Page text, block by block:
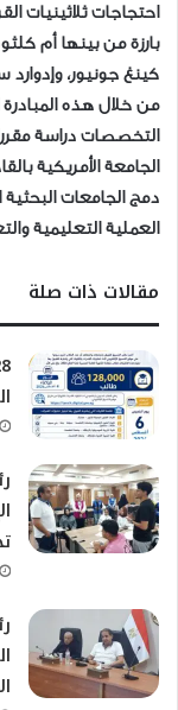
احتجاجات ثلاثينيات
بارزة من بينها أم
كينغ جونيور،
من خلال هذه
التخصصات دراسة
الجامعة الأمريكية
دمج الجامعات البحثية
العملية التعليمية
مقالات ذات صلة